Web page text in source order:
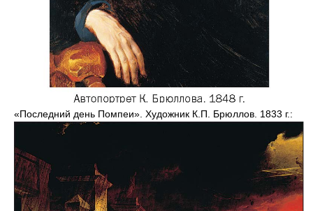
«Последний день Помпеи». Художник К.П. Брюллов. 1833 г.: